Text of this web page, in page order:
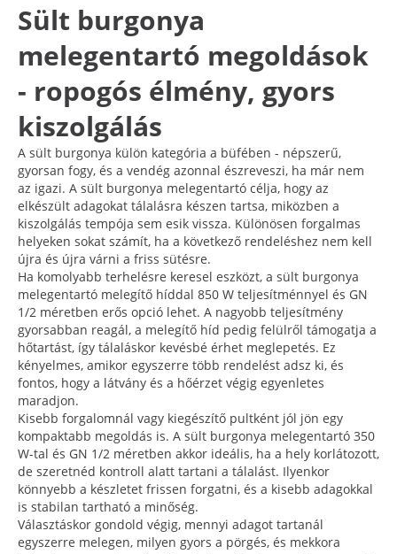
Sült burgonya
melegentartó megoldások
- ropogós élmény, gyors
kiszolgálás
A sült burgonya külön kategória a büfében - népszerű,
gyorsan fogy, és a vendég azonnal észreveszi, ha már nem
az igazi. A sült burgonya melegentartó célja, hogy az
elkészült adagokat tálalásra készen tartsa, miközben a
kiszolgálás tempója sem esik vissza. Különösen forgalmas
helyeken sokat számít, ha a következő rendeléshez nem kell
újra és újra várni a friss sütésre.
Ha komolyabb terhelésre keresel eszközt, a sült burgonya
melegentartó melegítő híddal 850 W teljesítménnyel és GN
1/2 méretben erős opció lehet. A nagyobb teljesítmény
gyorsabban reagál, a melegítő híd pedig felülről támogatja a
hőtartást, így tálaláskor kevésbé érhet meglepetés. Ez
kényelmes, amikor egyszerre több rendelést adsz ki, és
fontos, hogy a látvány és a hőérzet végig egyenletes
maradjon.
Kisebb forgalomnál vagy kiegészítő pultként jól jön egy
kompaktabb megoldás is. A sült burgonya melegentartó 350
W-tal és GN 1/2 méretben akkor ideális, ha a hely korlátozott,
de szeretnéd kontroll alatt tartani a tálalást. Ilyenkor
könnyebb a készletet frissen forgatni, és a kisebb adagokkal
is stabilan tartható a minőség.
Választáskor gondold végig, mennyi adagot tartanál
egyszerre melegen, milyen gyors a pörgés, és mekkora